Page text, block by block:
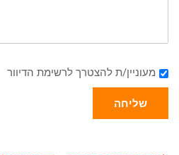
מעוניין/ת להצטרך לרשימת הדיוור
שליחה